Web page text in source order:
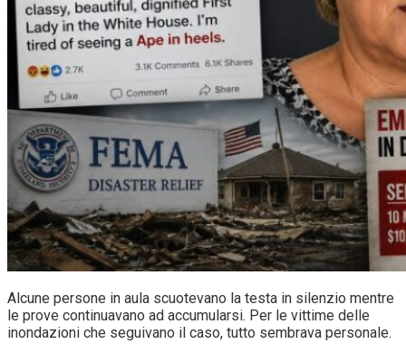
Alcune persone in aula scuotevano la testa in silenzio mentre
le prove continuavano ad accumularsi. Per le vittime delle
inondazioni che seguivano il caso, tutto sembrava personale.